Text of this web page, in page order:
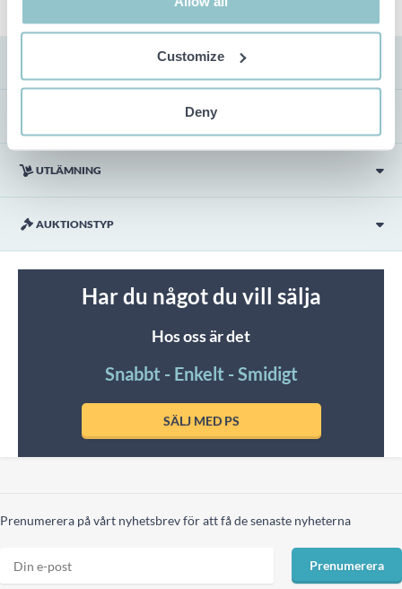
Customize
Deny
UTLÄMNING
AUKTIONSTYP
Har du något du vill sälja
Hos oss är det
Snabbt - Enkelt - Smidigt
SÄLJ MED PS
Prenumerera på vårt nyhetsbrev för att få de senaste nyheterna
Prenumerera